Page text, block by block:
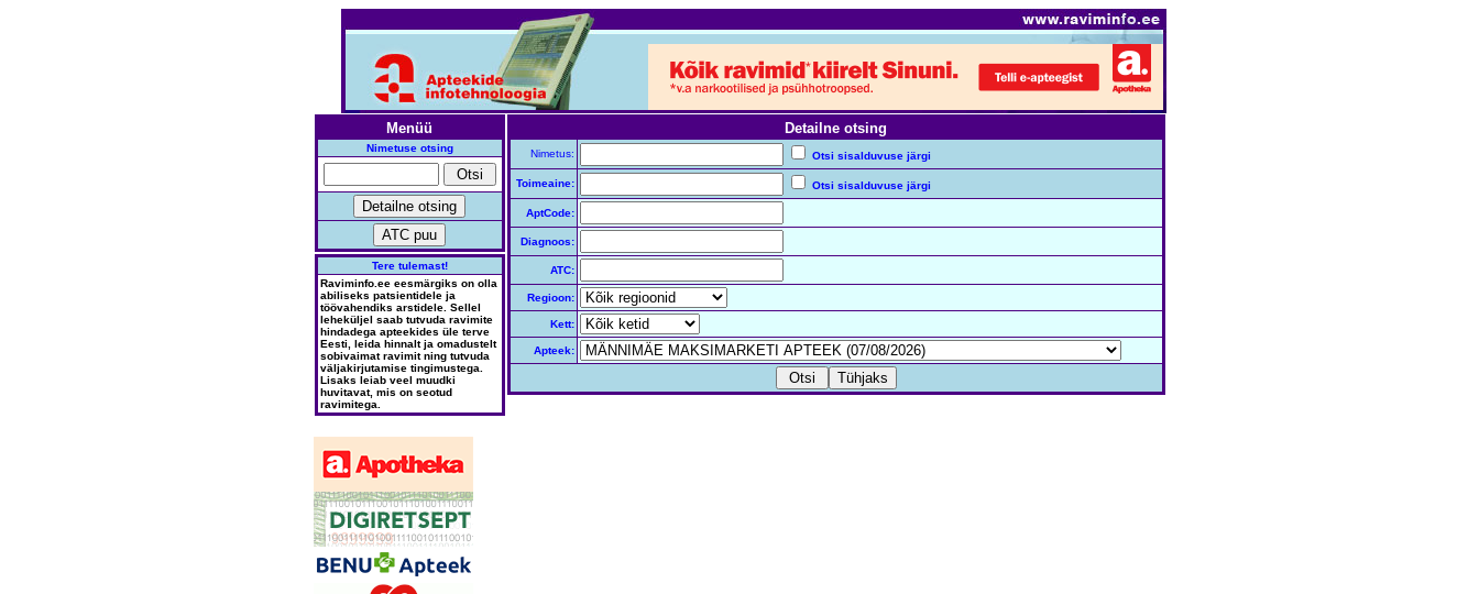
Menüü
Nimetuse otsing
Tere tulemast!
Raviminfo.ee eesmärgiks on olla
abiliseks patsientidele ja
töövahendiks arstidele. Sellel
leheküljel saab tutvuda ravimite
hindadega apteekides üle terve
Eesti, leida hinnalt ja omadustelt
sobivaimat ravimit ning tutvuda
väljakirjutamise tingimustega.
Lisaks leiab veel muudki
huvitavat, mis on seotud
ravimitega.
Detailne otsing
Nimetus: Otsi sisalduvuse järgi
Toimeaine: Otsi sisalduvuse järgi
AptCode:
Diagnoos:
ATC:
Regioon:
Kett:
Apteek: